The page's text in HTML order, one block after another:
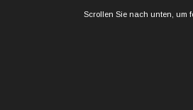
Scrollen Sie nach unten, um